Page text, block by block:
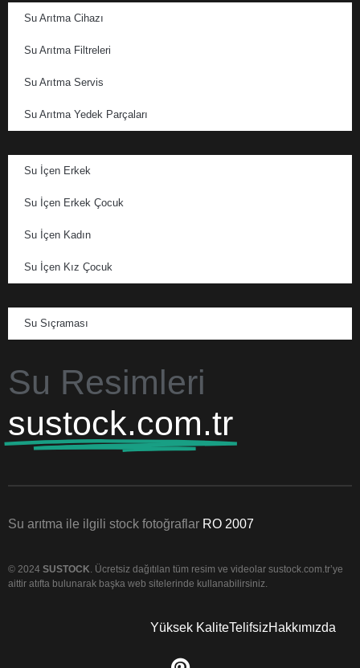
Su Arıtma Cihazı
Su Arıtma Filtreleri
Su Arıtma Servis
Su Arıtma Yedek Parçaları
Su İçen Erkek
Su İçen Erkek Çocuk
Su İçen Kadın
Su İçen Kız Çocuk
Su Sıçraması
Su Resimleri
sustock.com.tr
Su arıtma ile ilgili stock fotoğraflar RO 2007
© 2024 SUSTOCK . Ücretsiz dağıtılan tüm resim ve videolar sustock.com.tr’ye
aittir atıfta bulunarak başka web sitelerinde kullanabilirsiniz.
Yüksek KaliteTelifsizHakkımızda